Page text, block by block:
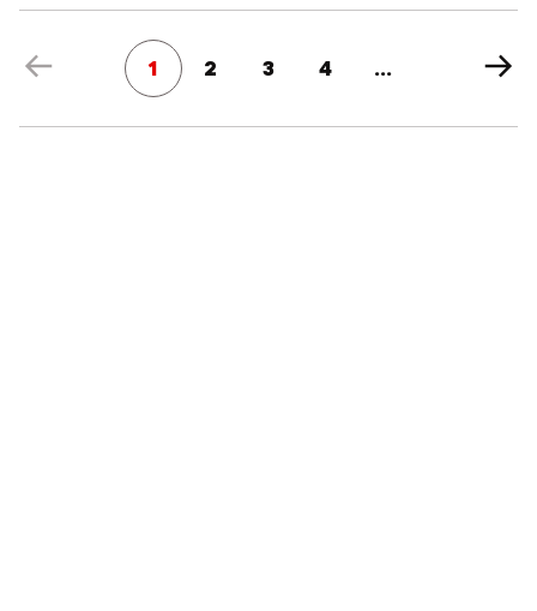
1 2 3 4 ...